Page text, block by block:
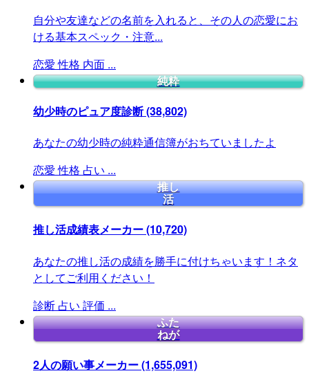
自分や友達などの名前を入れると、その人の恋愛にお
ける基本スペック・注意...
恋愛 性格 内面 ...
純粋
幼少時のピュア度診断(38,802)
あなたの幼少時の純粋通信簿がおちていましたよ
恋愛 性格 占い ...
推し
活
推し活成績表メーカー(10,720)
あなたの推し活の成績を勝手に付けちゃいます！ネタ
としてご利用ください！
診断 占い 評価 ...
ふた
ねが
2人の願い事メーカー(1,655,091)